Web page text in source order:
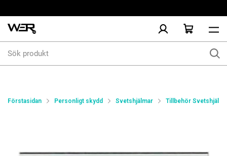
produkt
Förstasidan Personligt skydd Svetshjälmar Tillbehör